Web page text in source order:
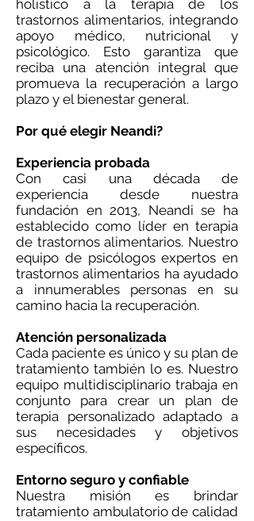
holístico a la terapia de los
trastornos alimentarios, integrando
apoyo médico, nutricional y
psicológico. Esto garantiza que
reciba una atención integral que
promueva la recuperación a largo
plazo y el bienestar general.
Por qué elegir Neandi?
Experiencia probada
Con casi una década de
experiencia desde nuestra
fundación en 2013, Neandi se ha
establecido como líder en terapia
de trastornos alimentarios. Nuestro
equipo de psicólogos expertos en
trastornos alimentarios ha ayudado
a innumerables personas en su
camino hacia la recuperación.
Atención personalizada
Cada paciente es único y su plan de
tratamiento también lo es. Nuestro
equipo multidisciplinario trabaja en
conjunto para crear un plan de
terapia personalizado adaptado a
sus necesidades y objetivos
específicos.
Entorno seguro y confiable
Nuestra misión es brindar
tratamiento ambulatorio de calidad